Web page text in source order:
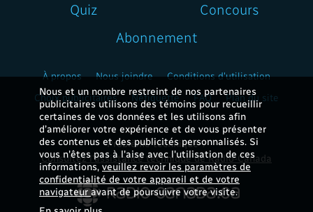
Nous et un nombre restreint de nos partenaires
publicitaires utilisons des témoins pour recueillir
certaines de vos données et les utilisons afin
d’améliorer votre expérience et de vous présenter
des contenus et des publicités personnalisés. Si
vous n'êtes pas à l'aise avec l'utilisation de ces
informations,veuillez revoir les paramètres de
confidentialité de votre appareil et de votre
navigateuravant de poursuivre votre visite.
Quiz
Concours
Abonnement
À propos Nous joindre
Conditions d'utilisation
Choix publicitaires
Nétiquette FAQ Plan du site
Problème technique ?
Consultez l'assistance technique de Radio-Canada